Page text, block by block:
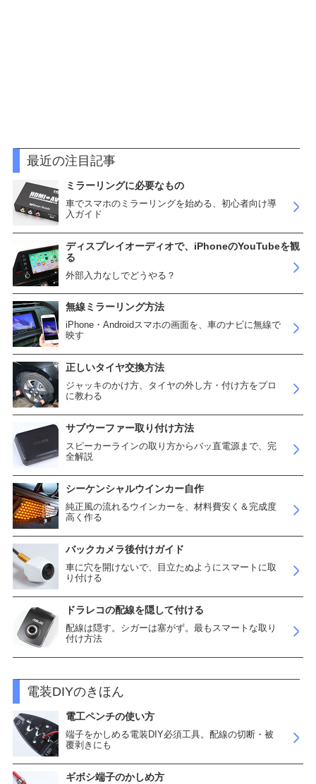
最近の注目記事
ミラーリングに必要なもの
車でスマホのミラーリングを始める、初心者向け導
入ガイド
ディスプレイオーディオで、iPhoneのYouTubeを観
る
外部入力なしでどうやる？
無線ミラーリング方法
iPhone・Androidスマホの画面を、車のナビに無線で
映す
正しいタイヤ交換方法
ジャッキのかけ方、タイヤの外し方・付け方をプロ
に教わる
サブウーファー取り付け方法
スピーカーラインの取り方からバッ直電源まで、完
全解説
シーケンシャルウインカー自作
純正風の流れるウインカーを、材料費安く＆完成度
高く作る
バックカメラ後付けガイド
車に穴を開けないで、目立たぬようにスマートに取
り付ける
ドラレコの配線を隠して付ける
配線は隠す。シガーは塞がず。最もスマートな取り
付け方法
電装DIYのきほん
電工ペンチの使い方
端子をかしめる電装DIY必須工具。配線の切断・被
覆剥きにも
ギボシ端子のかしめ方